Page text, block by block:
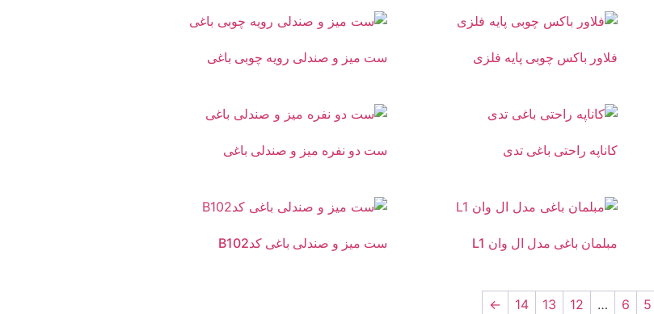
فلاور باکس چوبی پایه فلزی ست میز و صندلی رویه چوبی باغی
کاناپه راحتی باغی تدی ست دو نفره میز و صندلی باغی
مبلمان باغی مدل ال وان L1 ست میز و صندلی باغی کدB102
5
6
…
12
13
14
←